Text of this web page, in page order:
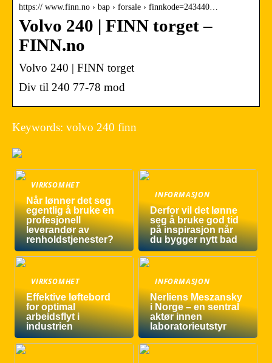
https:// www.finn.no › bap › forsale › finnkode=243440…
Volvo 240 | FINN torget –
FINN.no
Volvo 240 | FINN torget
Div til 240 77-78 mod
Keywords: volvo 240 finn
VIRKSOMHET
Når lønner det seg
egentlig å bruke en
profesjonell
leverandør av
renholdstjenester?
INFORMASJON
Derfor vil det lønne
seg å bruke god tid
på inspirasjon når
du bygger nytt bad
VIRKSOMHET
Effektive løftebord
for optimal
arbeidsflyt i
industrien
INFORMASJON
Nerliens Meszansky
i Norge – en sentral
aktør innen
laboratorieutstyr